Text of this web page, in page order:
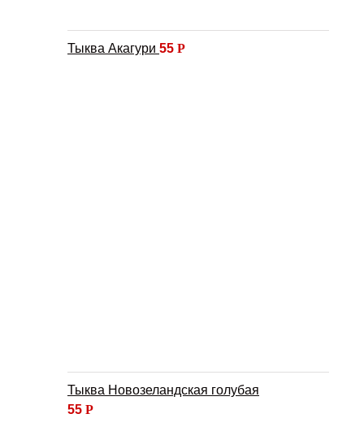
Тыква Акагури 55 Р
Тыква Новозеландская голубая
55 Р